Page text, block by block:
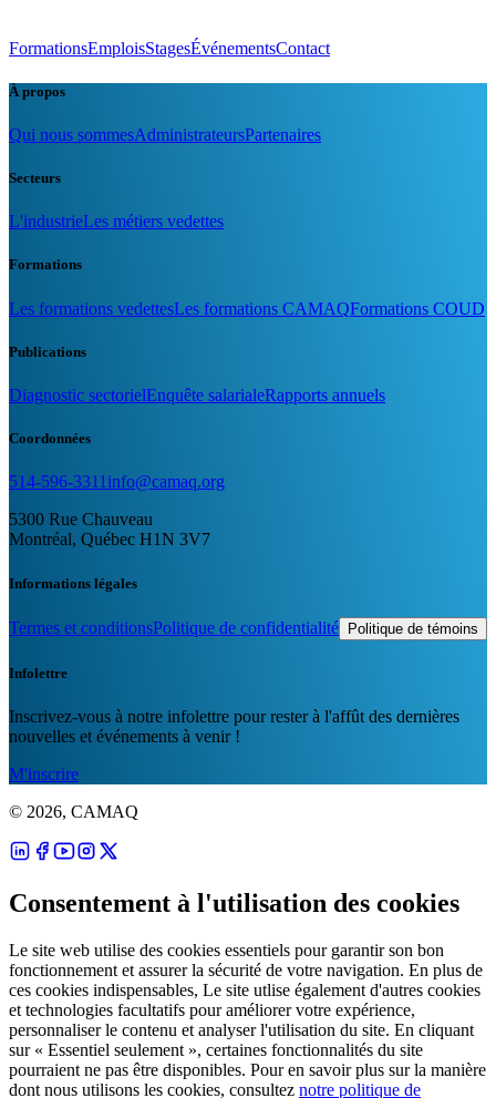
FormationsEmploisStagesÉvénementsContact
À propos
Qui nous sommesAdministrateursPartenaires
Secteurs
L'industrieLes métiers vedettes
Formations
Les formations vedettesLes formations CAMAQFormations COUD
Publications
Diagnostic sectorielEnquête salarialeRapports annuels
Coordonnées
514-596-3311 info@camaq.org
5300 Rue Chauveau
Montréal, Québec H1N 3V7
Informations légales
Termes et conditionsPolitique de confidentialité Politique de témoins
Infolettre
Inscrivez-vous à notre infolettre pour rester à l'affût des dernières
nouvelles et événements à venir !
M'inscrire
© 2026, CAMAQ
Consentement à l'utilisation des cookies
Le site web utilise des cookies essentiels pour garantir son bon
fonctionnement et assurer la sécurité de votre navigation. En plus de
ces cookies indispensables, Le site utlise également d'autres cookies
et technologies facultatifs pour améliorer votre expérience,
personnaliser le contenu et analyser l'utilisation du site. En cliquant
sur « Essentiel seulement », certaines fonctionnalités du site
pourraient ne pas être disponibles. Pour en savoir plus sur la manière
dont nous utilisons les cookies, consultez notre politique de